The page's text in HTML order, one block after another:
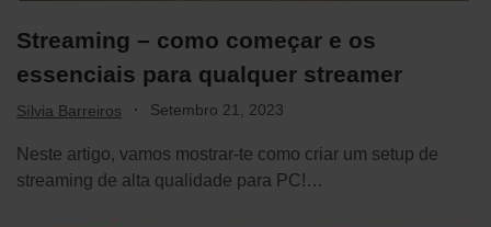
Streaming – como começar e os
essenciais para qualquer streamer
Sílvia Barreiros · Setembro 21, 2023
Neste artigo, vamos mostrar-te como criar um setup de
streaming de alta qualidade para PC!…